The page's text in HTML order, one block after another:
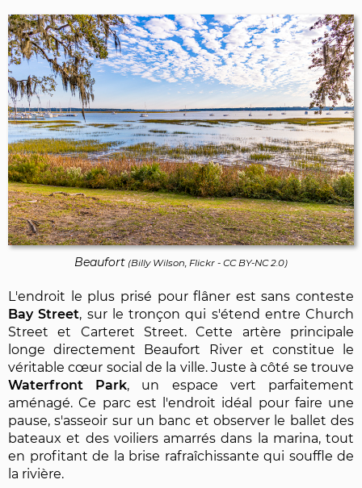
Beaufort (Billy Wilson, Flickr - CC BY-NC 2.0)
L'endroit le plus prisé pour flâner est sans conteste
Bay Street, sur le tronçon qui s'étend entre Church
Street et Carteret Street. Cette artère principale
longe directement Beaufort River et constitue le
véritable cœur social de la ville. Juste à côté se trouve
Waterfront Park, un espace vert parfaitement
aménagé. Ce parc est l'endroit idéal pour faire une
pause, s'asseoir sur un banc et observer le ballet des
bateaux et des voiliers amarrés dans la marina, tout
en profitant de la brise rafraîchissante qui souffle de
la rivière.